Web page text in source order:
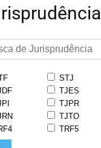
STJ
TJES
TJPR
TJTO
TRF5